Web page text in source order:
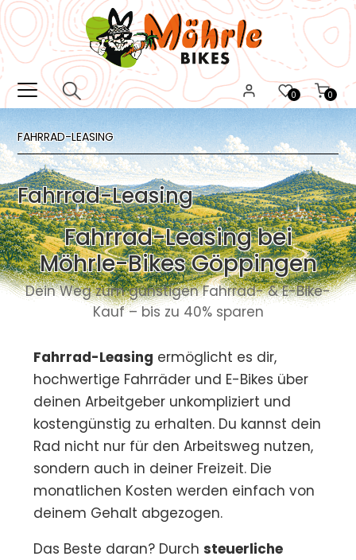
0
0
FAHRRAD-LEASING
Fahrrad-Leasing
Fahrrad-Leasing bei
Möhrle-Bikes Göppingen
Dein Weg zum günstigen Fahrrad- & E-Bike-
Kauf – bis zu 40% sparen
Fahrrad-Leasing ermöglicht es dir,
hochwertige Fahrräder und E-Bikes über
deinen Arbeitgeber unkompliziert und
kostengünstig zu erhalten. Du kannst dein
Rad nicht nur für den Arbeitsweg nutzen,
sondern auch in deiner Freizeit. Die
monatlichen Kosten werden einfach von
deinem Gehalt abgezogen.
Das Beste daran? Durchsteuerliche